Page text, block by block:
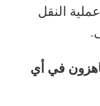
النقل
– جاهزون في أي